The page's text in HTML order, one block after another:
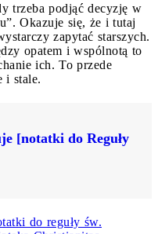
trzeba podjąć decyzję w
Okazuje się, że i tutaj
zapytać starszych.
opatem i wspólnotą to
ich. To przede
i stale.
[notatki do Reguły
do reguły św.